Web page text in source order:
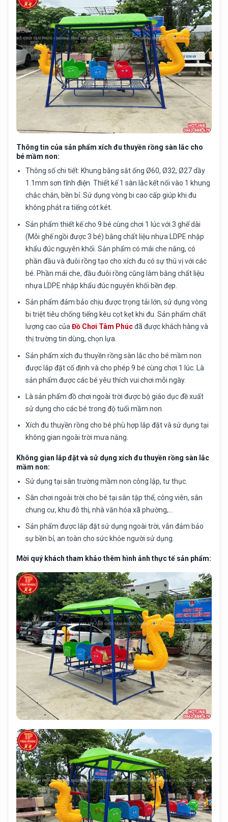
Thông tin của sản phẩm xích đu thuyền rồng sàn lắc cho
bé mầm non:
Thông số chi tiết: Khung bằng sắt ống Ø60, Ø32, Ø27 dầy
1.1mm sơn tĩnh điện. Thiết kế 1 sàn lắc kết nối vào 1 khung
chắc chắn, bền bỉ. Sử dụng vòng bi cao cấp giúp khi đu
không phát ra tiếng cót két.
Sản phẩm thiết kế cho 9 bé cùng chơi 1 lúc với 3 ghế dài
(Mỗi ghế ngồi được 3 bé) bằng chất liệu nhựa LDPE nhập
khẩu đúc nguyên khối. Sản phẩm có mái che nắng, có
phần đầu và đuôi rồng tạo cho xích đu có sự thú vị với các
bé. Phần mái che, đầu đuôi rồng cũng làm bằng chất liệu
nhựa LDPE nhập khẩu đúc nguyên khối bền đẹp.
Sản phẩm đảm bảo chịu được trọng tải lớn, sử dụng vòng
bi triệt tiêu chống tiếng kêu cọt kẹt khi đu. Sản phẩm chất
lượng cao củaĐồ Chơi Tâm Phúcđã được khách hàng và
thị trường tin dùng, chọn lựa.
Sản phẩm xích đu thuyền rồng sàn lắc cho bé mầm non
được lắp đặt cố định và cho phép 9 bé cùng chơi 1 lúc. Là
sản phẩm được các bé yêu thích vui chơi mỗi ngày.
Là sản phẩm đồ chơi ngoài trời được bộ giáo dục đề xuất
sử dụng cho các bé trong độ tuổi mầm non.
Xích đu thuyền rồng cho bé phù hợp lắp đặt và sử dụng tại
không gian ngoài trời mưa nắng.
Không gian lắp đặt và sử dụng xích đu thuyền rồng sàn lắc
mầm non:
Sử dụng tại sân trường mầm non công lập, tư thục.
Sân chơi ngoài trời cho bé tại sân tập thể, công viên, sân
chung cư, khu đô thị, nhà văn hóa xã phường,…
Sản phẩm được lắp đặt sử dụng ngoài trời, vẫn đảm bảo
sự bền bỉ, an toàn cho sức khỏe người sử dụng.
Mời quý khách tham khảo thêm hình ảnh thực tế sản phẩm: